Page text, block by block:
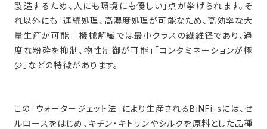
製造するため、人にも環境にも優しい」点が挙げられます。そ
れ以外にも「連続処理、高濃度処理が可能なため、高効率な大
量生産が可能」「機械解繊では最小クラスの繊維径であり、過
度な粉砕を抑制、物性制御が可能」「コンタミネーションが極
少」などの特徴があります。
この「ウォータージェット法」により生産されるBiNFi-sには、セ
ルロースをはじめ、キチン・キトサンやシルクを原料とした品種